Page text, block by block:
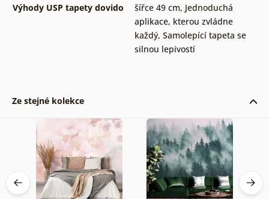
Výhody USP tapety dovido
šířce 49 cm, Jednoduchá
aplikace, kterou zvládne
každý, Samolepící tapeta se
silnou lepivostí
Ze stejné kolekce